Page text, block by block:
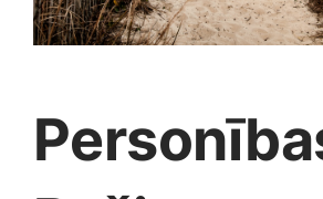
Mājsaimniecības preces
Medicīnas preces